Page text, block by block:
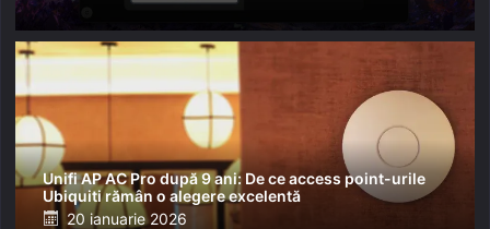
Unifi AP AC Pro după 9 ani: De ce access point-urile
Ubiquiti rămân o alegere excelentă
Posted
20 ianuarie 2026